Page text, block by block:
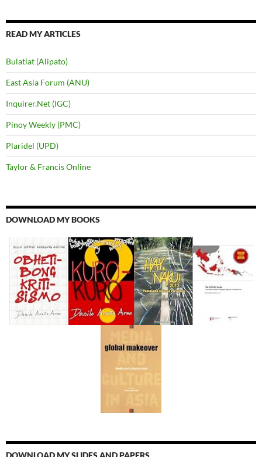
READ MY ARTICLES
Bulatlat (Alipato)
East Asia Forum (ANU)
Inquirer.Net (IGC)
Pinoy Weekly (PMC)
Plaridel (UPD)
Taylor & Francis Online
DOWNLOAD MY BOOKS